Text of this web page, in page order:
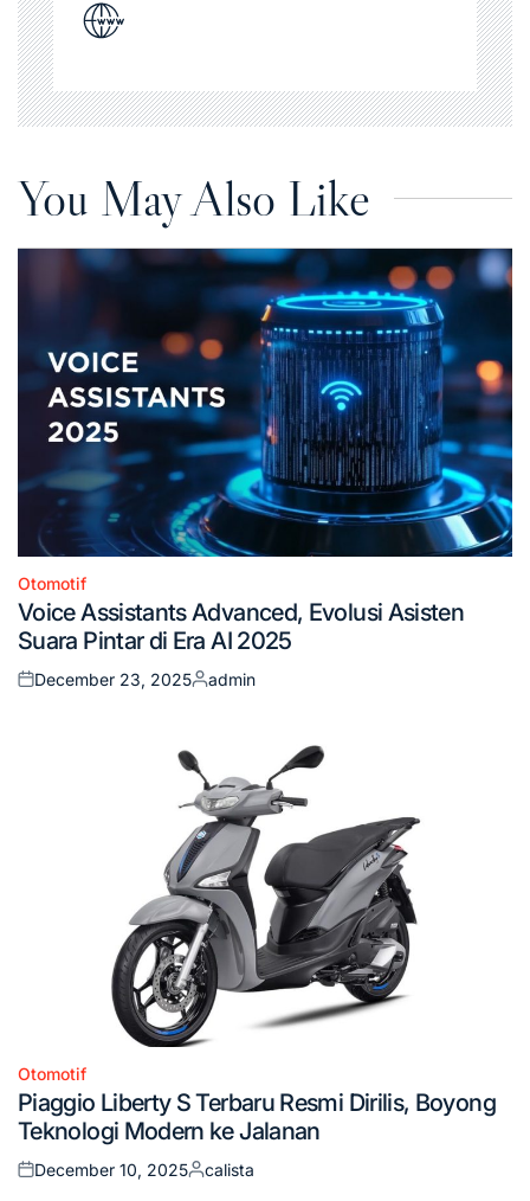
You May Also Like
Posted
in
Otomotif
Voice Assistants Advanced, Evolusi Asisten
Suara Pintar di Era AI 2025
Posted
December 23, 2025
Posted
admin
Posted
in
Otomotif
Piaggio Liberty S Terbaru Resmi Dirilis, Boyong
Teknologi Modern ke Jalanan
Posted
December 10, 2025
Posted
calista